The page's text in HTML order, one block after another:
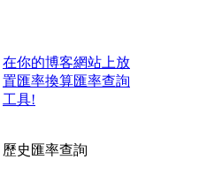
在你的博客網站上放
置匯率換算匯率查詢
工具!
歷史匯率查詢